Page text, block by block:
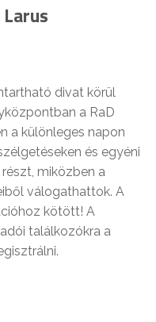
divat körül
a RaD
a különleges napon
és egyéni
miközben a
válogathattok. A
kötött! A
találkozókra a